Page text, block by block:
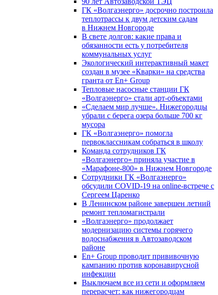
ГК «Волгаэнерго» досрочно построила
теплотрассы к двум детским садам
в Нижнем Новгороде
В свете долгов: какие права и
обязанности есть у потребителя
коммунальных услуг
Экологический интерактивный макет
создан в музее «Кварки» на средства
гранта от En+ Group
Тепловые насосные станции ГК
«Волгаэнерго» стали арт-объектами
«Сделаем мир лучше». Нижегородцы
убрали с берега озера больше 700 кг
мусора
ГК «Волгаэнерго» помогла
первоклассникам собраться в школу
Команда сотрудников ГК
«Волгаэнерго» приняла участие в
«Марафоне-800» в Нижнем Новгороде
Сотрудники ГК «Волгаэнерго»
обсудили COVID-19 на online-встрече с
Сергеем Царенко
В Ленинском районе завершен летний
ремонт тепломагистрали
«Волгаэнерго» продолжает
модернизацию системы горячего
водоснабжения в Автозаводском
районе
En+ Group проводит прививочную
кампанию против коронавирусной
инфекции
Выключаем все из сети и оформляем
перерасчет: как нижегородцам